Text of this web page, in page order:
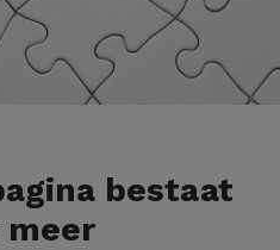
bestaat